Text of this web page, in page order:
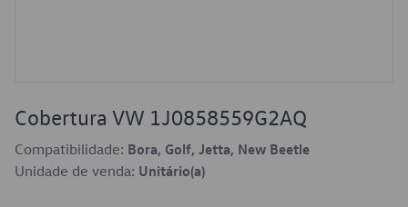
Cobertura VW 1J0858559G2AQ
Compatibilidade: Bora, Golf, Jetta, New Beetle
Unidade de venda: Unitário(a)